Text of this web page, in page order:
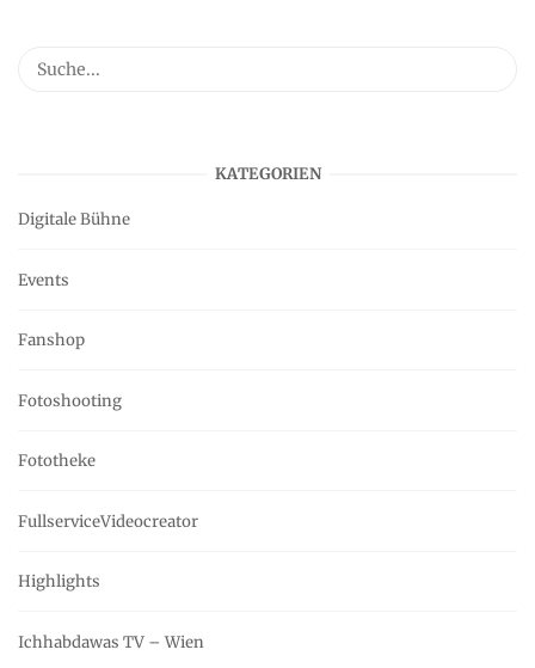
KATEGORIEN
Digitale Bühne
Events
Fanshop
Fotoshooting
Fototheke
FullserviceVideocreator
Highlights
Ichhabdawas TV – Wien